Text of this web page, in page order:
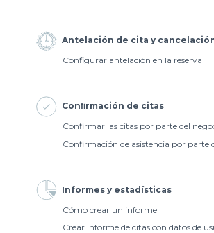
Antelación de cita y
Configurar antelación en la reserva
Conﬁrmación de citas
Confirmar las citas por parte del
Confirmación de asistencia por parte
Informes y estadísticas
Cómo crear un informe
Crear informe de citas con datos de